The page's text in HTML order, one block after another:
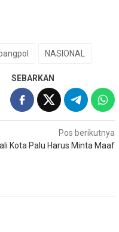
NASIONAL
SEBARKAN
Pos berikutnya
Kota Palu Harus Minta Maaf